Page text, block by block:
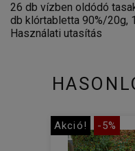
26 db vízben oldódó
db klórtabletta 90%/20g,
Használati utasítás
Akció! -5%